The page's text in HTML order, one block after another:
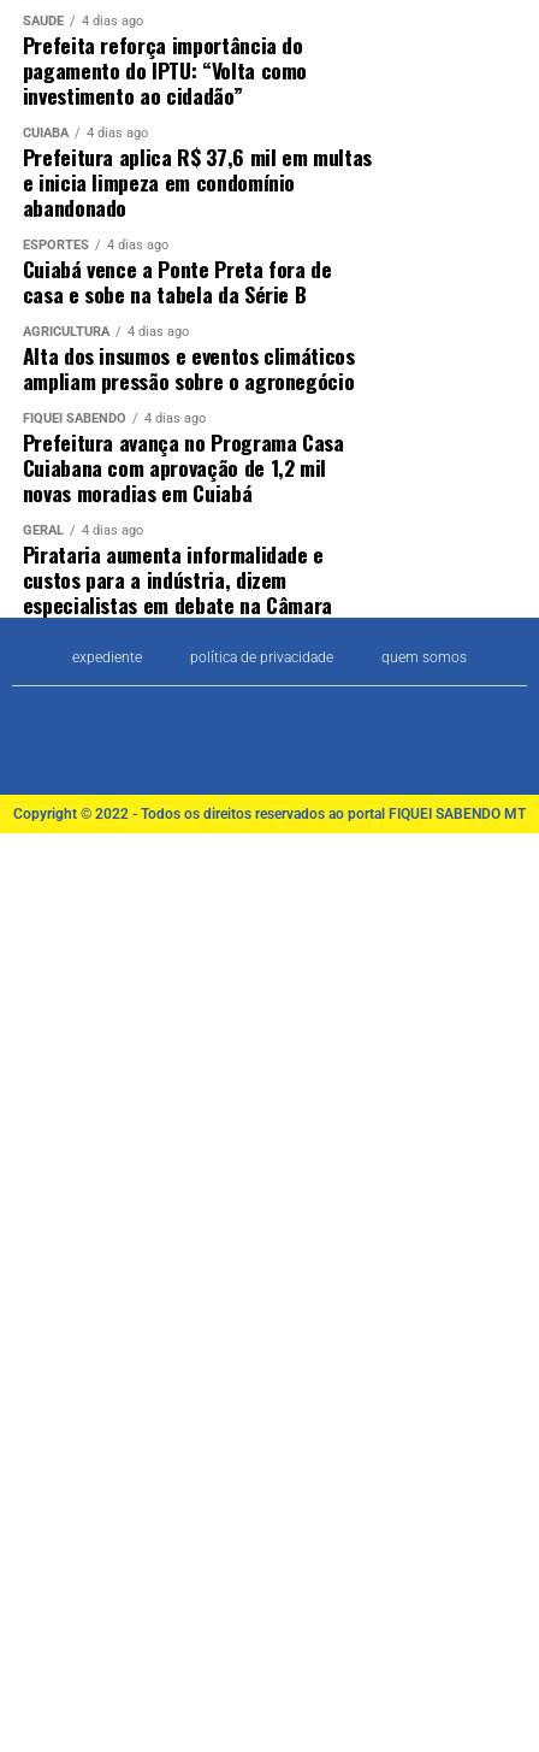
SAÚDE 4 dias ago
Prefeita reforça importância do
pagamento do IPTU: “Volta como
investimento ao cidadão”
CUIABÁ 4 dias ago
Prefeitura aplica R$ 37,6 mil em multas
e inicia limpeza em condomínio
abandonado
ESPORTES 4 dias ago
Cuiabá vence a Ponte Preta fora de
casa e sobe na tabela da Série B
AGRICULTURA 4 dias ago
Alta dos insumos e eventos climáticos
ampliam pressão sobre o agronegócio
FIQUEI SABENDO 4 dias ago
Prefeitura avança no Programa Casa
Cuiabana com aprovação de 1,2 mil
novas moradias em Cuiabá
GERAL 4 dias ago
Pirataria aumenta informalidade e
custos para a indústria, dizem
especialistas em debate na Câmara
expediente política de privacidade quem somos
Copyright © 2022 - Todos os direitos reservados ao portal FIQUEI SABENDO MT